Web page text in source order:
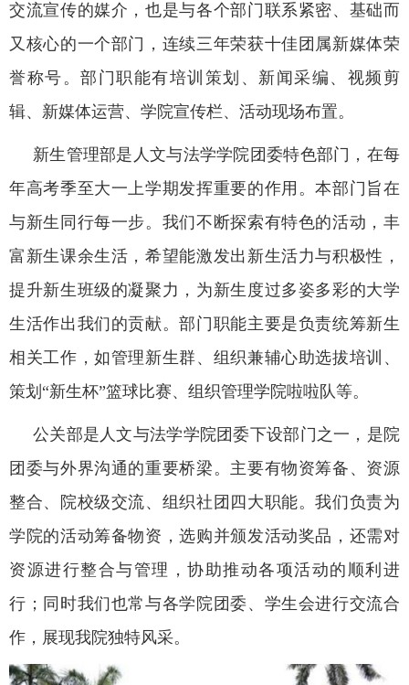
交流宣传的媒介，也是与各个部门联系紧密、基础而
又核心的一个部门，连续三年荣获十佳团属新媒体荣
誉称号。部门职能有培训策划、新闻采编、视频剪
辑、新媒体运营、学院宣传栏、活动现场布置。
新生管理部是人文与法学学院团委特色部门，在每
年高考季至大一上学期发挥重要的作用。本部门旨在
与新生同行每一步。我们不断探索有特色的活动，丰
富新生课余生活，希望能激发出新生活力与积极性，
提升新生班级的凝聚力，为新生度过多姿多彩的大学
生活作出我们的贡献。部门职能主要是负责统筹新生
相关工作，如管理新生群、组织兼辅心助选拔培训、
策划“新生杯”篮球比赛、组织管理学院啦啦队等。
公关部是人文与法学学院团委下设部门之一，是院
团委与外界沟通的重要桥梁。主要有物资筹备、资源
整合、院校级交流、组织社团四大职能。我们负责为
学院的活动筹备物资，选购并颁发活动奖品，还需对
资源进行整合与管理，协助推动各项活动的顺利进
行；同时我们也常与各学院团委、学生会进行交流合
作，展现我院独特风采。